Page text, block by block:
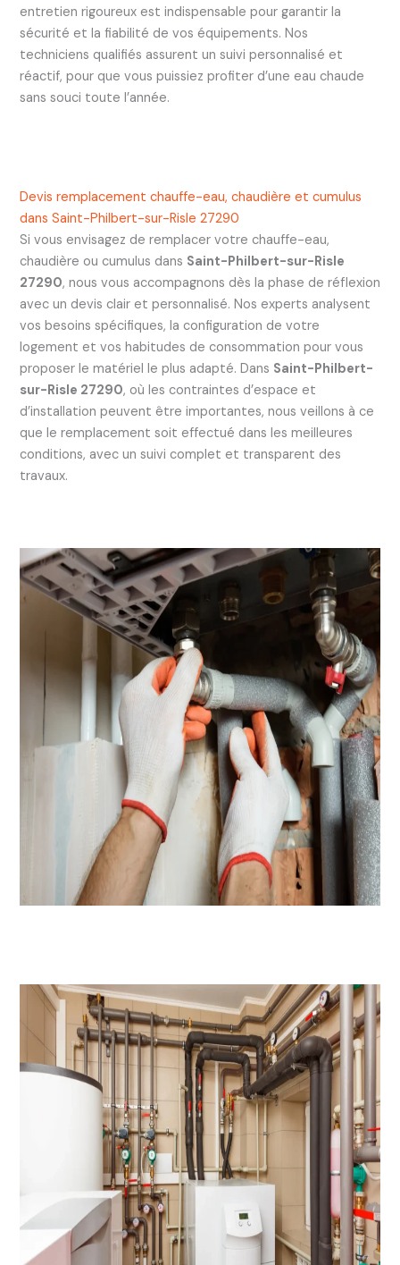
entretien rigoureux est indispensable pour garantir la
sécurité et la fiabilité de vos équipements. Nos
techniciens qualifiés assurent un suivi personnalisé et
réactif, pour que vous puissiez profiter d’une eau chaude
sans souci toute l’année.
Devis remplacement chauffe-eau, chaudière et cumulus
dans Saint-Philbert-sur-Risle 27290
Si vous envisagez de remplacer votre chauffe-eau,
chaudière ou cumulus dans Saint-Philbert-sur-Risle
27290, nous vous accompagnons dès la phase de réflexion
avec un devis clair et personnalisé. Nos experts analysent
vos besoins spécifiques, la configuration de votre
logement et vos habitudes de consommation pour vous
proposer le matériel le plus adapté. Dans Saint-Philbert-
sur-Risle 27290, où les contraintes d’espace et
d’installation peuvent être importantes, nous veillons à ce
que le remplacement soit effectué dans les meilleures
conditions, avec un suivi complet et transparent des
travaux.